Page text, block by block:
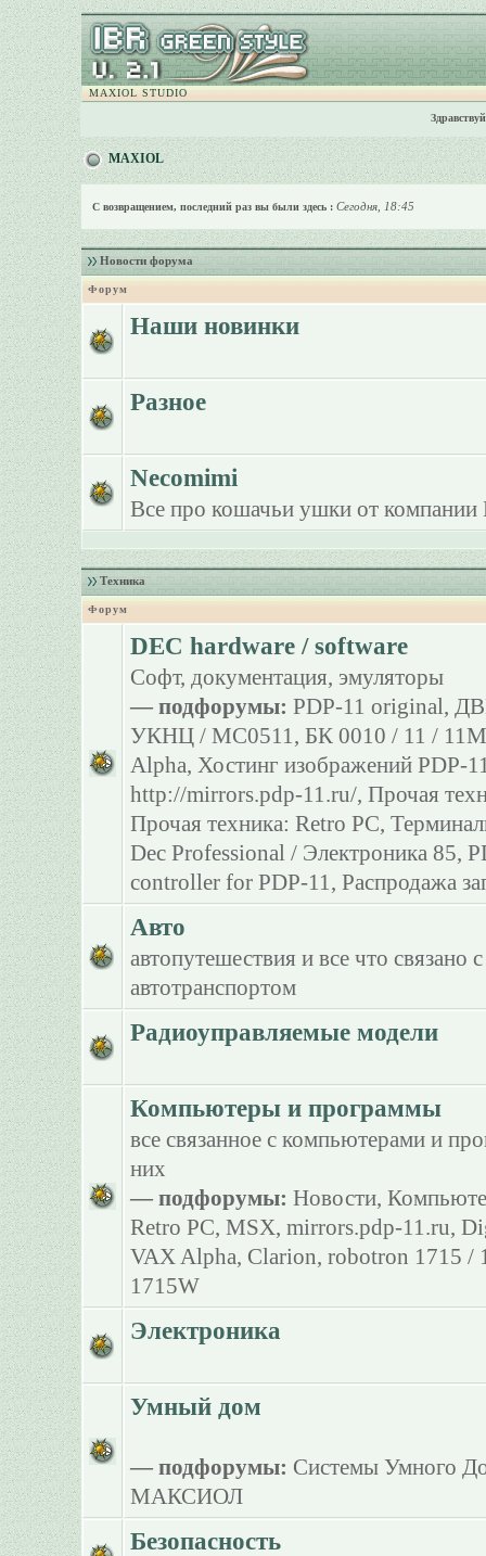
MAXIOL STUDIO
MAXIOL
С возвращением, последний раз вы были здесь : Сегодня, 18:45
Новости форума
Форум
Наши новинки
Разное
Necomimi
Все про кошачьи ушки от компании
Техника
Форум
DEC hardware / software
Софт, документация, эмуляторы
— подфорумы: PDP-11 original ,
УКНЦ / МС0511 , БК 0010 / 11 / 11M
Alpha, Хостинг изображений PDP-
http://mirrors.pdp-11.ru/, Прочая
Прочая техника: Retro PC,
Dec Professional / Электроника 85,
controller for PDP-11 , Распродажа
Авто
автопутешествия и все что связано с
автотранспортом
Радиоуправляемые модели
Компьютеры и программы
все связанное с компьютерами и
них
— подфорумы: Новости,
Retro PC, MSX, mirrors.pdp-11.ru,
VAX Alpha, Clarion, robotron 1715 /
1715W
Электроника
Умный дом
— подфорумы: Системы Умного
МАКСИОЛ
Безопасность